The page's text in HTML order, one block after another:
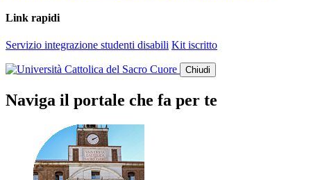
Link rapidi
Servizio integrazione studenti disabili Kit iscritto
Chiudi
Naviga il portale che fa per te